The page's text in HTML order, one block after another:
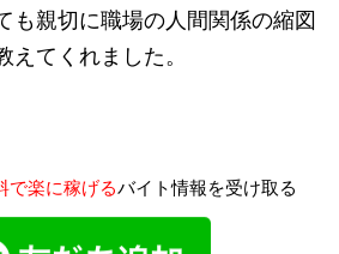
も親切に職場の人間関係の縮図
てくれました。
で楽に稼げるバイト情報を受け取る